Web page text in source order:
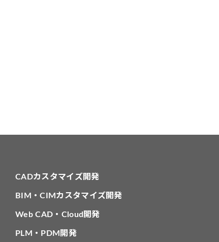
CADカスタマイズ開発
BIM・CIMカスタマイズ開発
Web CAD・Cloud開発
PLM・PDM開発